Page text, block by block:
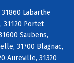
31860 Labarthe
31120 Portet
Saubens,
31700 Blagnac,
Aureville, 31320